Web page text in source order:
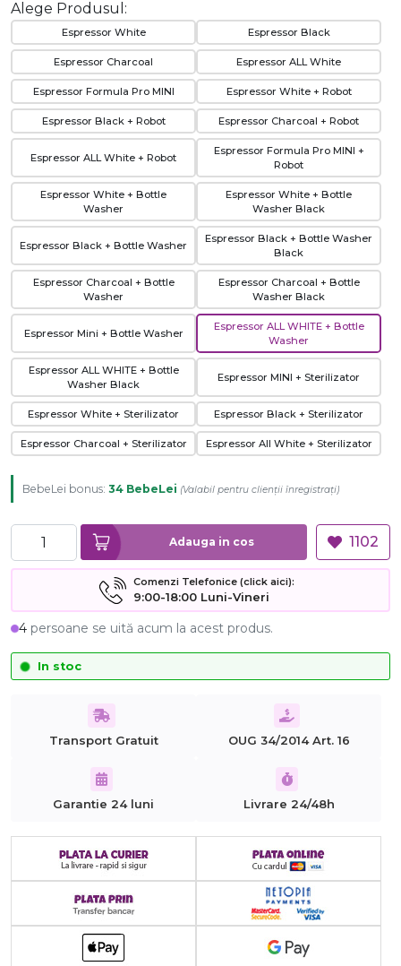
Alege Produsul:
Espressor White Espressor Black
Espressor Charcoal Espressor ALL White
Espressor Formula Pro MINI Espressor White + Robot
Espressor Black + Robot Espressor Charcoal + Robot
Espressor ALL White + Robot
Espressor Formula Pro MINI +
Robot
Espressor White + Bottle
Washer
Espressor White + Bottle
Washer Black
Espressor Black + Bottle Washer
Espressor Black + Bottle Washer
Black
Espressor Charcoal + Bottle
Washer
Espressor Charcoal + Bottle
Washer Black
Espressor Mini + Bottle Washer
Espressor ALL WHITE + Bottle
Washer
Espressor ALL WHITE + Bottle
Washer Black
Espressor MINI + Sterilizator
Espressor White + Sterilizator Espressor Black + Sterilizator
Espressor Charcoal + Sterilizator Espressor All White + Sterilizator
BebeLei bonus: 34 BebeLei (Valabil pentru clienții înregistrați)
Adauga in cos 1102
Comenzi Telefonice (click aici):
9:00-18:00 Luni-Vineri
4 persoane se uită acum la acest produs.
In stoc
Transport Gratuit OUG 34/2014 Art. 16
Garantie 24 luni Livrare 24/48h